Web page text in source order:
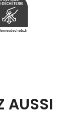
AUSSI